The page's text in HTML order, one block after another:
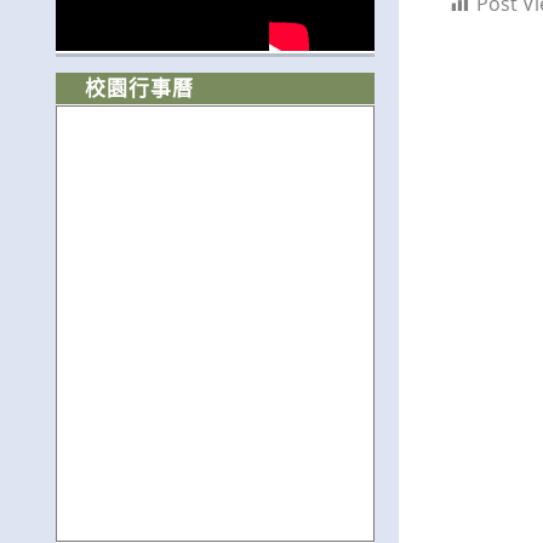
校園行事曆